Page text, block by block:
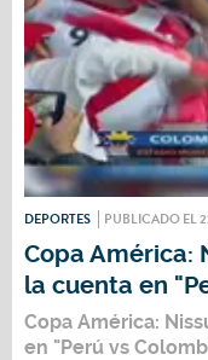
DEPORTES PUBLICADO EL
Copa América:
la cuenta en
Copa América:
en "Perú vs